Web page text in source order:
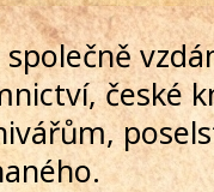
české